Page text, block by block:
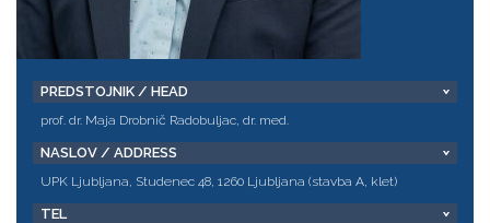
PREDSTOJNIK / HEAD
prof. dr. Maja Drobnič Radobuljac, dr. med.
NASLOV / ADDRESS
UPK Ljubljana, Studenec 48, 1260 Ljubljana (stavba A, klet)
TEL